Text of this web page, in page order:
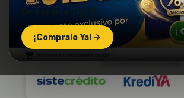
De espacio 512GB
¡Compralo Ya!